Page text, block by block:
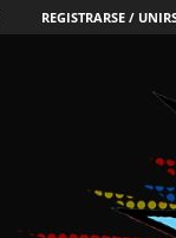
REGISTRARSE /